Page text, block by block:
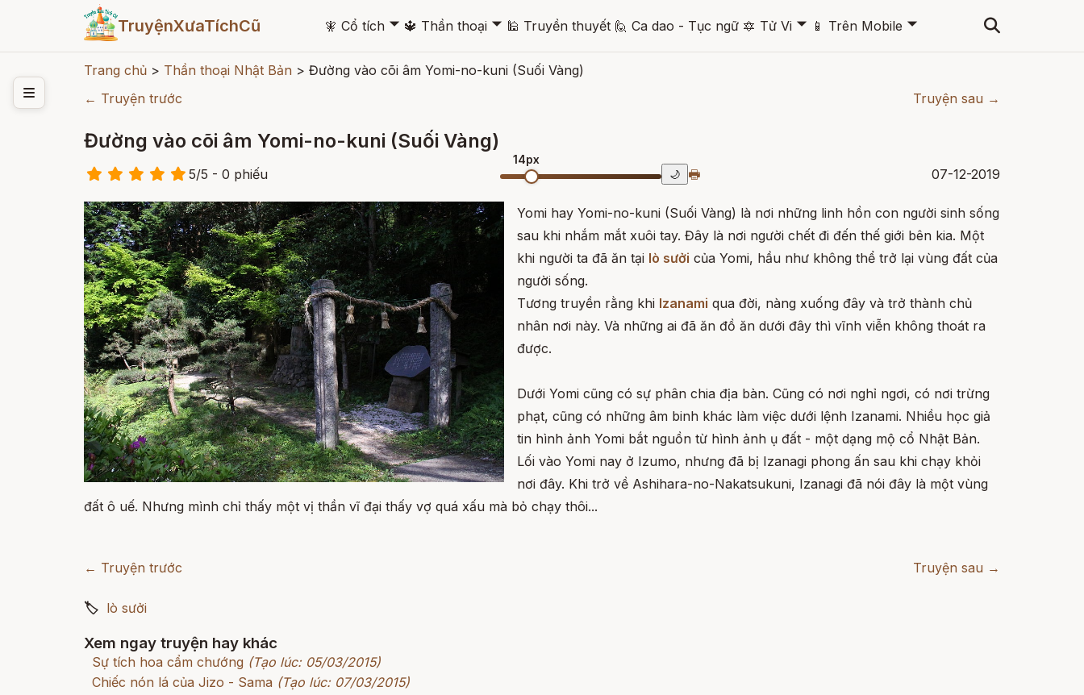
TruyệnXưaTíchCũ 🧚 Cổ tích 🞃 🔱 Thần thoại 🞃 🕌 Truyền thuyết 🙋 Ca dao - Tục ngữ 🔯 Tử Vi 🞃 📱 Trên Mobile 🞃
Trang chủ > Thần thoại Nhật Bản > Đường vào cõi âm Yomi-no-kuni (Suối Vàng)
← Truyện trước
Truyện sau →
Đường vào cõi âm Yomi-no-kuni (Suối Vàng)
5/5 - 0 phiếu
14px
🌙 🖶 07-12-2019
Yomi hay Yomi-no-kuni (Suối Vàng) là nơi những linh hồn con người sinh sống
sau khi nhắm mắt xuôi tay. Đây là nơi người chết đi đến thế giới bên kia. Một
khi người ta đã ăn tại lò sưởi của Yomi, hầu như không thể trở lại vùng đất của
người sống.
Tương truyền rằng khi Izanami qua đời, nàng xuống đây và trở thành chủ
nhân nơi này. Và những ai đã ăn đồ ăn dưới đây thì vĩnh viễn không thoát ra
được.
Dưới Yomi cũng có sự phân chia địa bàn. Cũng có nơi nghỉ ngơi, có nơi trừng
phạt, cũng có những âm binh khác làm việc dưới lệnh Izanami. Nhiều học giả
tin hình ảnh Yomi bắt nguồn từ hình ảnh ụ đất - một dạng mộ cổ Nhật Bản.
Lối vào Yomi nay ở Izumo, nhưng đã bị Izanagi phong ấn sau khi chạy khỏi
nơi đây. Khi trở về Ashihara-no-Nakatsukuni, Izanagi đã nói đây là một vùng
đất ô uế. Nhưng mình chỉ thấy một vị thần vĩ đại thấy vợ quá xấu mà bỏ chạy thôi...
← Truyện trước Truyện sau →
🏷 lò sưởi
Xem ngay truyện hay khác
Sự tích hoa cẩm chướng (Tạo lúc: 05/03/2015)
Chiếc nón lá của Jizo - Sama (Tạo lúc: 07/03/2015)